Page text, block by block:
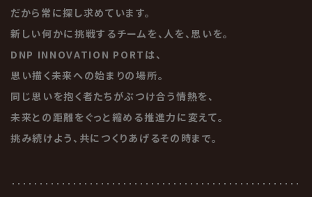
2025
03.18
だから常に探し求めています。
新しい何かに挑戦するチームを、人を、思いを。
DNP INNOVATION PORTは、
思い描く未来への始まりの場所。
同じ思いを抱く者たちがぶつけ合う情熱を、
未来との距離をぐっと縮める推進力に変えて。
挑み続けよう、共につくりあげるその時まで。